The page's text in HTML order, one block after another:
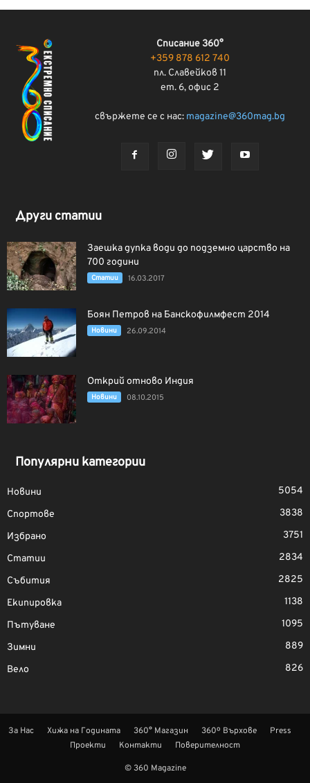
Списание 360°
+359 878 612 740
пл. Славейков 11
ет. 6, офис 2
свържете се с нас: magazine@360mag.bg
Други статии
Заешка дупка води до подземно царство на
700 години
Статии 16.03.2017
Боян Петров на Банскофилмфест 2014
Новини 26.09.2014
Открий отново Индия
Новини 08.10.2015
Популярни категории
Новини
5054
Спортове
3838
Избрано
3751
Статии
2834
Събития
2825
Екипировка
1138
Пътуване
1095
Зимни
889
Вело
826
За Нас Хижа на Годината 360° Магазин 360º Върхове
Press
Проекти
Контакти Поверителност
© 360 Magazine